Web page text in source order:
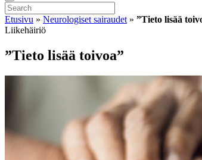
Etusivu » Neurologiset sairaudet » ”Tieto lisää
Liikehäiriö
”Tieto lisää toivoa”